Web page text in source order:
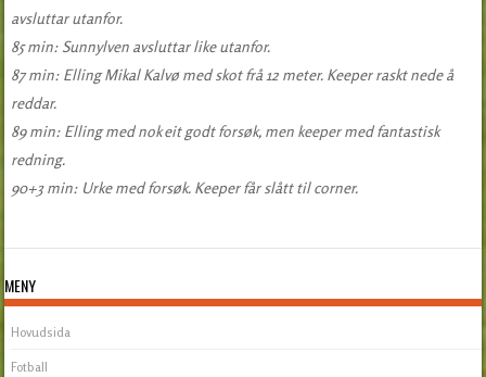
avsluttar utanfor.
85 min: Sunnylven avsluttar like utanfor.
87 min: Elling Mikal Kalvø med skot frå 12 meter. Keeper raskt nede å
reddar.
89 min: Elling med nok eit godt forsøk, men keeper med fantastisk
redning.
90+3 min: Urke med forsøk. Keeper får slått til corner.
MENY
Hovudsida
Fotball